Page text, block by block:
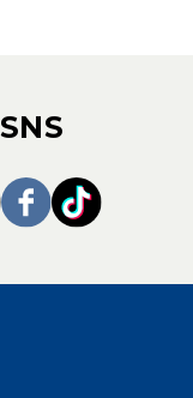
く）
で開く）
いタブで開く）
（新しいタブで開
（新しいタブ
（新しい